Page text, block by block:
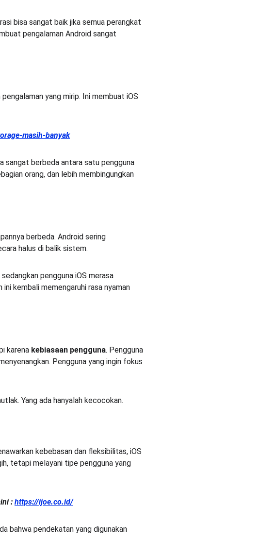
bisa sangat baik jika semua perangkat
pengalaman Android sangat
yang mirip. Ini membuat iOS
masih-banyak
sangat berbeda antara satu pengguna
orang, dan lebih membingungkan
berbeda. Android sering
halus di balik sistem.
pengguna iOS merasa
kembali memengaruhi rasa nyaman
karena kebiasaan pengguna. Pengguna
Pengguna yang ingin fokus
Yang ada hanyalah kecocokan.
kebebasan dan fleksibilitas, iOS
tetapi melayani tipe pengguna yang
: https://ijoe.co.id/
bahwa pendekatan yang digunakan